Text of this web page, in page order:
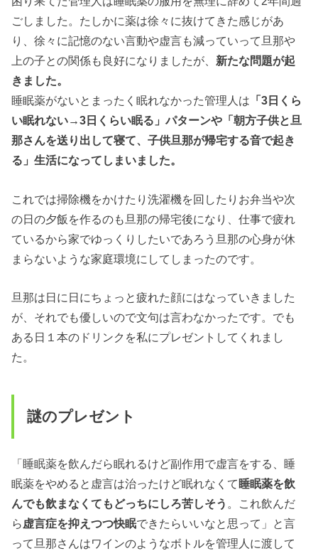
ごしました。たしかに薬は徐々に抜けてきた感じがあ
り、徐々に記憶のない言動や虚言も減っていって旦那や
上の子との関係も良好になりましたが、 新たな問題が起
きました。
睡眠薬がないとまったく眠れなかった管理人は 「3日くら
い眠れない→3日くらい眠る」パターンや「朝方子供と旦
那さんを送り出して寝て、子供旦那が帰宅する音で起き
る」生活になってしまいました。
これでは掃除機をかけたり洗濯機を回したりお弁当や次
の日の夕飯を作るのも旦那の帰宅後になり、仕事で疲れ
ているから家でゆっくりしたいであろう旦那の心身が休
まらないような家庭環境にしてしまったのです。
旦那は日に日にちょっと疲れた顔にはなっていきました
が、それでも優しいので文句は言わなかったです。でも
ある日１本のドリンクを私にプレゼントしてくれまし
た。
謎のプレゼント
「睡眠薬を飲んだら眠れるけど副作用で虚言をする、睡
眠薬をやめると虚言は治ったけど眠れなくて 睡眠薬を飲
んでも飲まなくてもどっちにしろ苦しそう 。これ飲んだ
ら虚言症を抑えつつ快眠できたらいいなと思って」と言
って旦那さんはワインのようなボトルを管理人に渡して